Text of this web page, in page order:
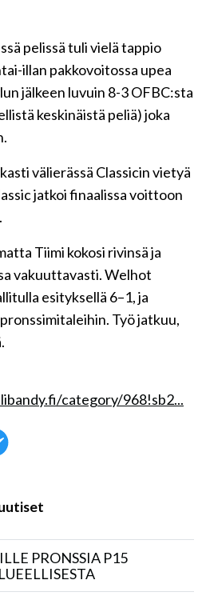
pelissä tuli vielä tappio
illan pakkovoitossa upea
jälkeen luvuin 8-3 OFBC:sta
keskinäistä peliä) joka
välierässä Classicin vietyä
jatkoi finaalissa voittoon
Tiimi kokosi rivinsä ja
vakuuttavasti. Welhot
esityksellä 6–1, ja
Työ jatkuu,
category/968!sb2...
PRONSSIA P15